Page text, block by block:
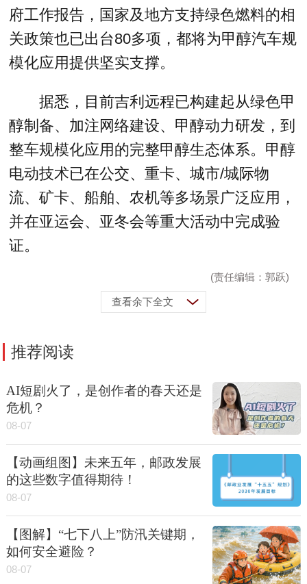
府工作报告，国家及地方支持绿色燃料的相
关政策也已出台80多项，都将为甲醇汽车规
模化应用提供坚实支撑。
据悉，目前吉利远程已构建起从绿色甲
醇制备、加注网络建设、甲醇动力研发，到
整车规模化应用的完整甲醇生态体系。甲醇
电动技术已在公交、重卡、城市/城际物
流、矿卡、船舶、农机等多场景广泛应用，
并在亚运会、亚冬会等重大活动中完成验
证。
(责任编辑：郭跃)
查看余下全文
推荐阅读
AI短剧火了，是创作者的春天还是
危机？
08-07
【动画组图】未来五年，邮政发展
的这些数字值得期待！
08-07
【图解】“七下八上”防汛关键期，
如何安全避险？
08-07